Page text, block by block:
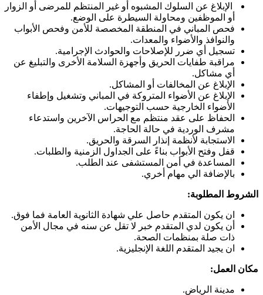
الإبلاغ عن السلوك المشبوه أو غير المنتظم للمرضى أو الزوار
أو الموظفين ومحاولة السيطرة على الوضع.
فحص المباني في المنطقة المخصصة للأمن وفحص الأبواب
والنوافذ والأضواء والمعدات.
تسجيل أي ضرر للإصلاحات والحوادث الإجرامية.
مراقبة طفايات الحريق وأجهزة السلامة الأخرى والتبليغ عن
أي مشاكل.
الإبلاغ عن المخالفات أو المشاكل.
الإبلاغ عن الأضواء المتروكة في المباني وتشغيل وإطفاء
الأضواء الخارجية حسب التوجيهات.
الحفاظ على عقد منتظم مع الحراس الآخرين واستدعاء
مشرف الوردية في حالة الحاجة.
الاستجابة لأنظمة إنذار السرقة والحريق.
قفل وفتح الأبواب بناءً على الجداول الزمنية والطلبات.
المساعدة في أمن المستشفى عند الطلب.
بالإضافة الي مهام أخري.
الشروط المطلوبة:
ان يكون المتقدم حاصل علي شهادة الثانوية العامة فما فوق.
أن يكون لدي المتقدم خبر لا تقل عن سنه في مجال الأمن
ذات صلة بمنظمات الصحة.
ان يجيد المتقدم اللغة الإنجليزية.
مكان العمل:
مدينة الرياض.